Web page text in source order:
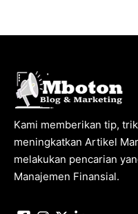
Kami memberikan tip,
meningkatkan Artikel
melakukan pencarian
Manajemen Finansial.